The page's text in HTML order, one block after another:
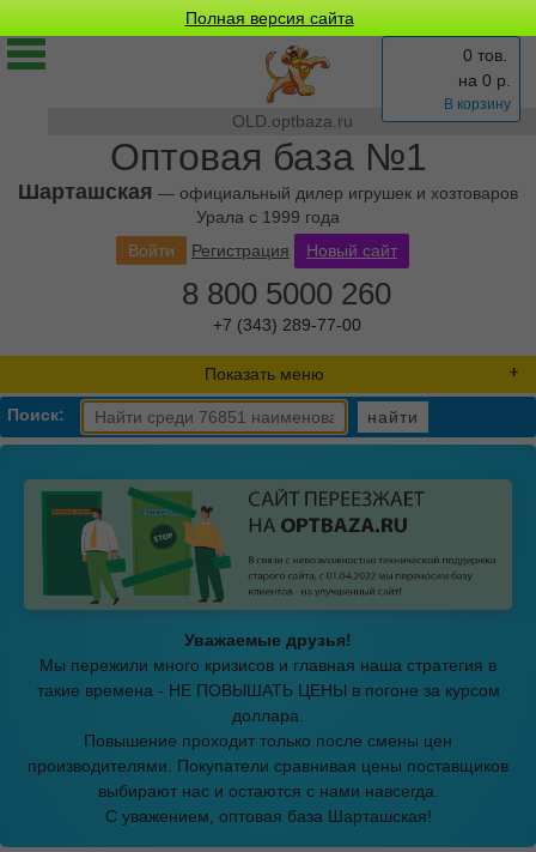
Полная версия сайта
OLD.optbaza.ru
Оптовая база №1
Шарташская — официальный дилер игрушек и хозтоваров
Урала с 1999 года
0 тов.
на 0 р.
В корзину
Войти Регистрация Новый сайт
8 800 5000 260
+7 (343) 289-77-00
Показать меню
Поиск: найти
Уважаемые друзья!
Мы пережили много кризисов и главная наша стратегия в
такие времена - НЕ ПОВЫШАТЬ ЦЕНЫ в погоне за курсом
доллара.
Повышение проходит только после смены цен
производителями. Покупатели сравнивая цены поставщиков
выбирают нас и остаются с нами навсегда.
С уважением, оптовая база Шарташская!